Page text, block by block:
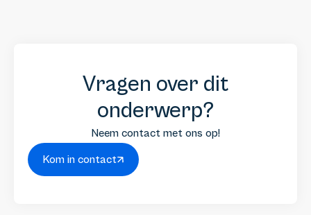
Vragen over dit
onderwerp?
Neem contact met ons op!
Kom in contact